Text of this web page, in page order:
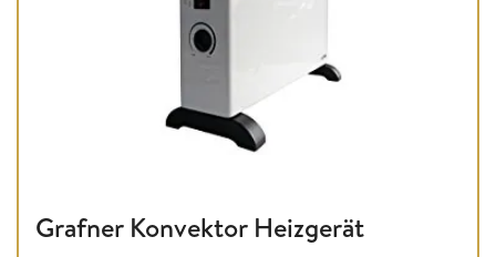
Grafner Konvektor Heizgerät